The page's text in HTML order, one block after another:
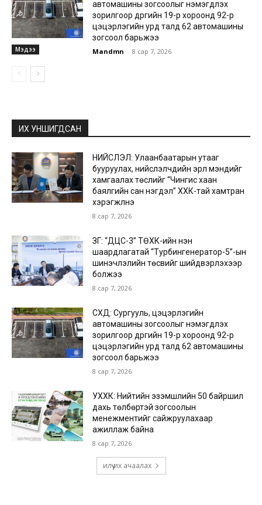
Мэдээ
автомашины зогсоолыг нэмэгдүүлэх
зорилгоор дүүргийн 19-р хороонд 92-р
цэцэрлэгийн урд талд 62 автомашины
зогсоол барьжээ
Mandmn - 8 сар 7, 2026
ИХ УНШИГДСАН
НИЙСЛЭЛ: Улаанбаатарын утааг
бууруулах, нийслэлчүүдийн эрүүл мэндийг
хамгаалах төслийг “Чингис хаан
баялгийн сан нэгдэл” ХХК-тай хамтран
хэрэгжүүлнэ
8 сар 7, 2026
ЗГ: “ДЦС-3” ТӨХК-ийн нэн
шаардлагатай “Турбингенератор-5”-ын
шинэчлэлийн төсвийг шийдвэрлэхээр
болжээ
8 сар 7, 2026
СХД: Сургууль, цэцэрлэгийн
автомашины зогсоолыг нэмэгдүүлэх
зорилгоор дүүргийн 19-р хороонд 92-р
цэцэрлэгийн урд талд 62 автомашины
зогсоол барьжээ
8 сар 7, 2026
УХХК: Нийтийн эзэмшлийн 50 байршил
дахь төлбөртэй зогсоолын
менежментийг сайжруулахаар
ажиллаж байна
8 сар 7, 2026
илүү их ачаалах